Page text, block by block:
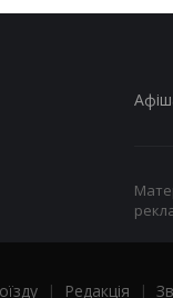
| Редакція |